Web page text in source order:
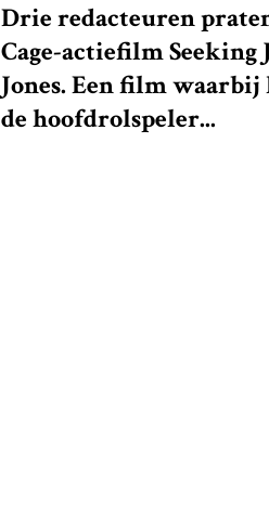
Drie redacteuren
Cage-actiefilm Seeking
Jones. Een film
de hoofdrolspeler...